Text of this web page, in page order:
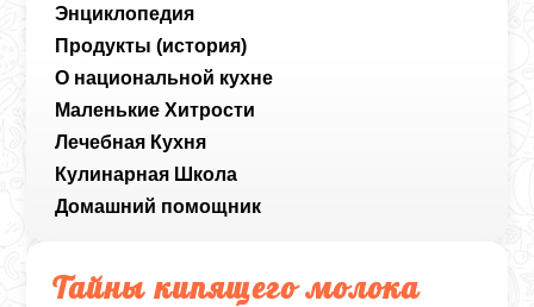
Энциклопедия
Продукты (история)
О национальной кухне
Маленькие Хитрости
Лечебная Кухня
Кулинарная Школа
Домашний помощник
Тайны кипящего молока